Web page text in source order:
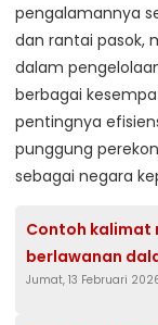
pengalamannya
dan rantai pasok,
dalam
berbagai
pentingnya
punggung
sebagai negara
Contoh kalimat
berlawanan
Jumat, 13 Februari